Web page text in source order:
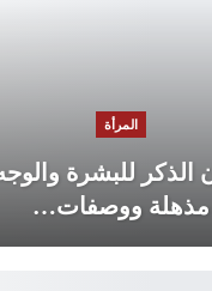
المرأة
مذهلة ووصفات…